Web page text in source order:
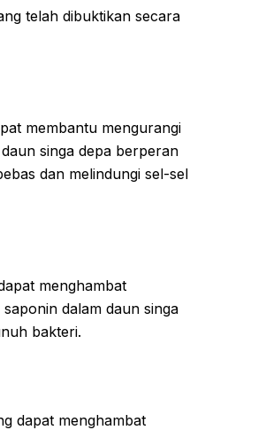
telah dibuktikan secara
membantu mengurangi
singa depa berperan
dan melindungi sel-sel
menghambat
dalam daun singa
bakteri.
dapat menghambat